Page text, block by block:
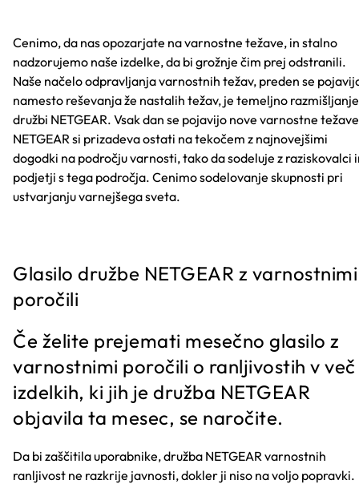
Cenimo, da nas opozarjate na varnostne težave, in stalno
nadzorujemo naše izdelke, da bi grožnje čim prej odstranili.
Naše načelo odpravljanja varnostnih težav, preden se
namesto reševanja že nastalih težav, je temeljno
družbi NETGEAR. Vsak dan se pojavijo nove varnostne
NETGEAR si prizadeva ostati na tekočem z najnovejšimi
dogodki na področju varnosti, tako da sodeluje z raziskovalci
podjetji s tega področja. Cenimo sodelovanje skupnosti pri
ustvarjanju varnejšega sveta.
Glasilo družbe NETGEAR z varnostnimi
poročili
Če želite prejemati mesečno glasilo z
varnostnimi poročili o ranljivostih v več
izdelkih, ki jih je družba NETGEAR
objavila ta mesec, se naročite.
Da bi zaščitila uporabnike, družba NETGEAR varnostnih
ranljivost ne razkrije javnosti, dokler ji niso na voljo popravki.